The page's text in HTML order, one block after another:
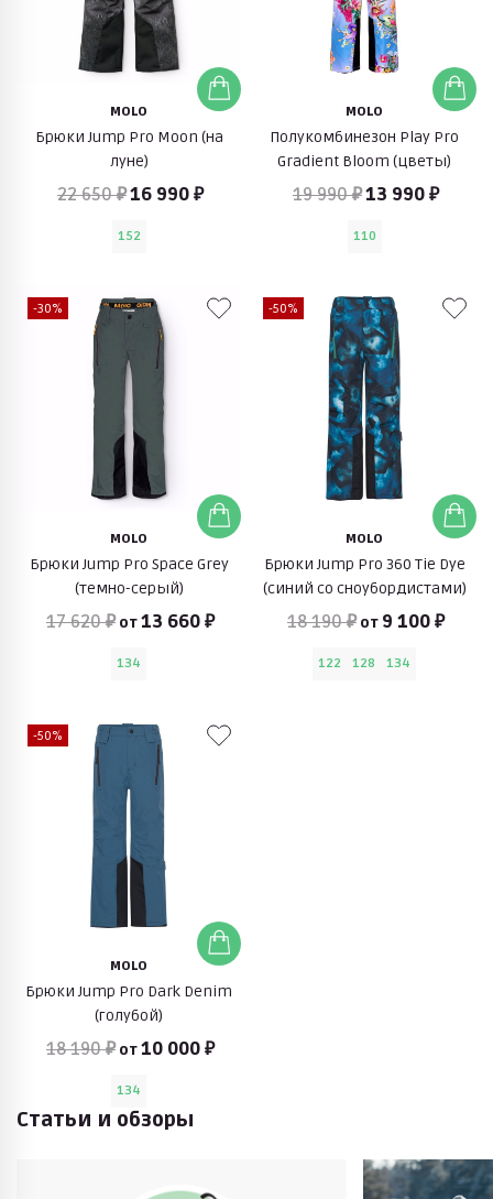
MOLO
Брюки Jump Pro Moon (на
луне)
22 650 ₽16 990 ₽
152
MOLO
Полукомбинезон Play Pro
Gradient Bloom (цветы)
19 990 ₽13 990 ₽
110
-30%
MOLO
Брюки Jump Pro Space Grey
(темно-серый)
17 620 ₽ от13 660 ₽
134
-50%
MOLO
Брюки Jump Pro 360 Tie Dye
(синий со сноубордистами)
18 190 ₽ от 9 100 ₽
122 128 134
-50%
MOLO
Брюки Jump Pro Dark Denim
(голубой)
18 190 ₽ от10 000 ₽
134
Статьи и обзоры